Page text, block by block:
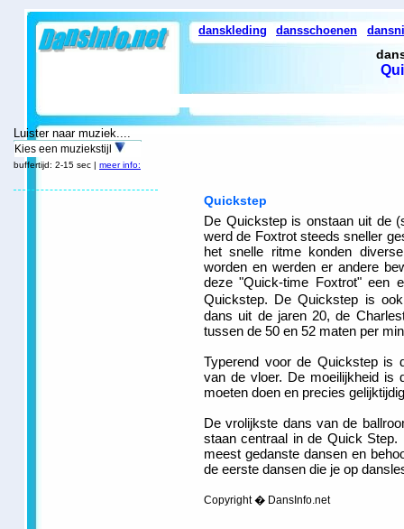
danskleding dansschoenen
Quickstep
De Quickstep is onstaan uit de
werd de Foxtrot steeds sneller
het snelle ritme konden
worden en werden er andere
deze "Quick-time Foxtrot" een
Quickstep. De Quickstep is
dans uit de jaren 20, de
tussen de 50 en 52 maten per
Typerend voor de Quickstep is
van de vloer. De moeilijkheid is
moeten doen en precies
De vrolijkste dans van de
staan centraal in de Quick
meest gedanste dansen en
de eerste dansen die je op
Copyright � DansInfo.net
Luister naar muziek....
Kies een muziekstijl
buffertijd: 2-15 sec | meer info: